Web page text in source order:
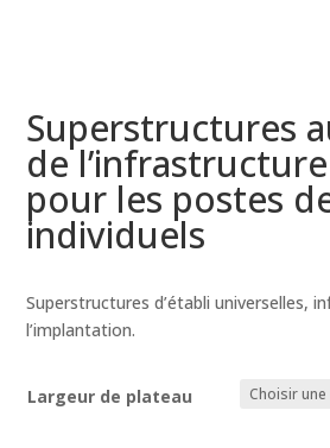
Superstructures
de
pour les postes
individuels
Superstructures d’établi universelles,
l’implantation.
Largeur de plateau